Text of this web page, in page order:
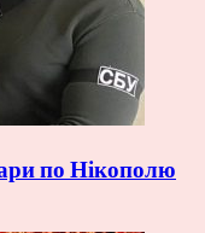
по Нікополю